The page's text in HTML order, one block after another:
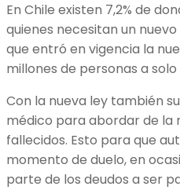
En Chile existen 7,2% de
quienes necesitan un
que entró en vigencia la
millones de personas a solo
Con la nueva ley también
médico para abordar de la
fallecidos. Esto para que
momento de duelo, en
parte de los deudos a ser